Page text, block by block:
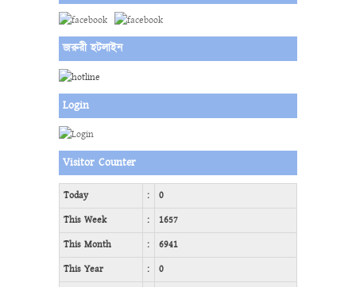
জরুরী হটলাইন
Login
Visitor Counter
Today :
0
This Week
:
1657
This Month
:
6941
This Year
:
0